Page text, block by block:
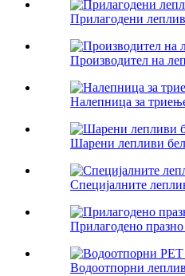
Прилагодени
Производител на
Налепница за
Шарени лепливи
Специјалните
Прилагодено
Водоотпорни